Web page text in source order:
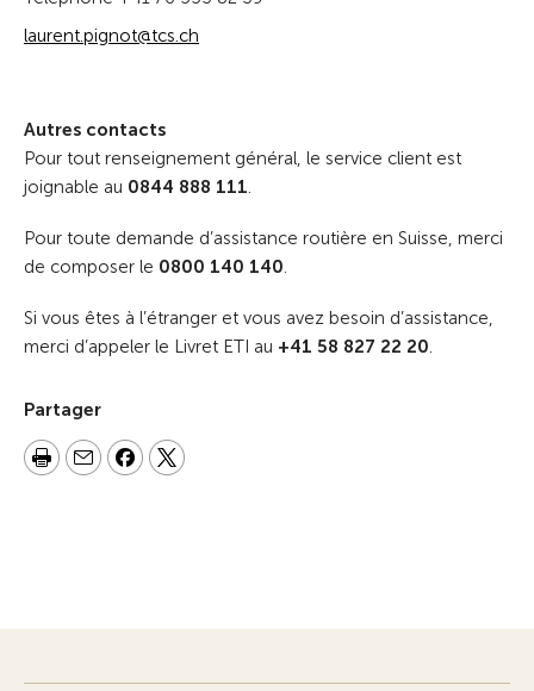
laurent.pignot@tcs.ch
Autres contacts
Pour tout renseignement général, le service client est
joignable au 0844 888 111.
Pour toute demande d’assistance routière en Suisse, merci
de composer le 0800 140 140.
Si vous êtes à l’étranger et vous avez besoin d’assistance,
merci d’appeler le Livret ETI au +41 58 827 22 20.
Partager